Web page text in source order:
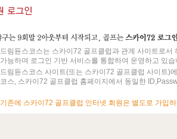
드림듄스코스는 스카이72 골프클럽과 관계 사이트로
가능하며 로그인 기반 서비스를 통합하여 운영하고 있습
드림듄스코스 사이트(또는 스카이72 골프클럽 사이트)
코스, 스카이72 골프클럽 홈페이지에서 동일한
기존에 스카이72 골프클럽 인터넷 회원은 별도로 가입